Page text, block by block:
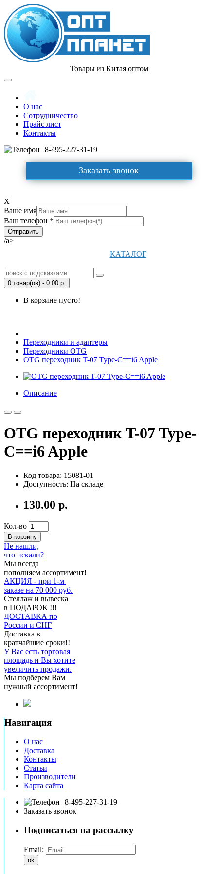
Товары из Китая оптом
О нас
Сотрудничество
Прайс лист
Контакты
8-495-227-31-19
Заказать звонок
X
Ваше имя
Ваш телефон *
/a>
КАТАЛОГ
0 товар(ов) - 0.00 р.
В корзине пусто!
Переходники и адаптеры
Переходники OTG
OTG переходник T-07 Type-C==i6 Apple
Описание
OTG переходник T-07 Type-
C==i6 Apple
Код товара: 15081-01
Доступность: На складе
130.00 р.
Кол-во
В корзину
Не нашли,
что искали?
Мы всегда
пополняем ассортимент!
АКЦИЯ - при 1-м
заказе на 70 000 руб.
Стеллаж и вывеска
в ПОДАРОК !!!
ДОСТАВКА по
России и СНГ
Доставка в
кратчайшие сроки!!
У Вас есть торговая
площадь и Вы хотите
увеличить продажи.
Мы подберем Вам
нужный ассортимент!
Навигация
О нас
Доставка
Контакты
Статьи
Производители
Карта сайта
8-495-227-31-19
Заказать звонок
Подписаться на рассылку
Email:
ok